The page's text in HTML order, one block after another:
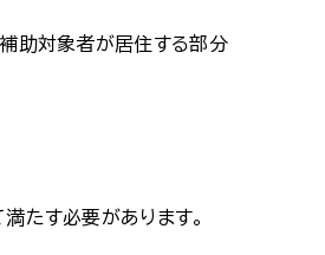
助対象者が居住する部分
たす必要があります。